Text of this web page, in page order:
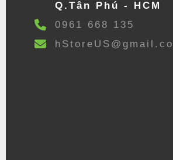
Q.Tân Phú - HCM
0961 668 135